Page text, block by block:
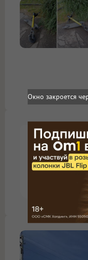
Окно закроется